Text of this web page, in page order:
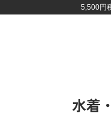
5,500円
水着